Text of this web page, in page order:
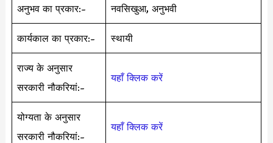
अनुभव का प्रकार:- नवसिखुआ, अनुभवी
कार्यकाल का प्रकार:- स्थायी
राज्य के अनुसार
सरकारी नौकरियां:-
यहाँ क्लिक करें
योग्यता के अनुसार
सरकारी नौकरियां:-
यहाँ क्लिक करें